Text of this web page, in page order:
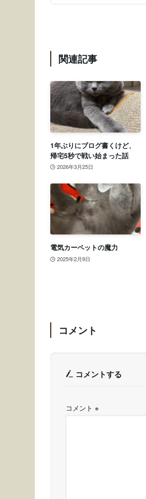
関連記事
1年ぶりにブログ書くけど、
帰宅5秒で戦い始まった話
2026年3月25日
電気カーペットの魔力
2025年2月9日
コメント
コメントする
コメント ※